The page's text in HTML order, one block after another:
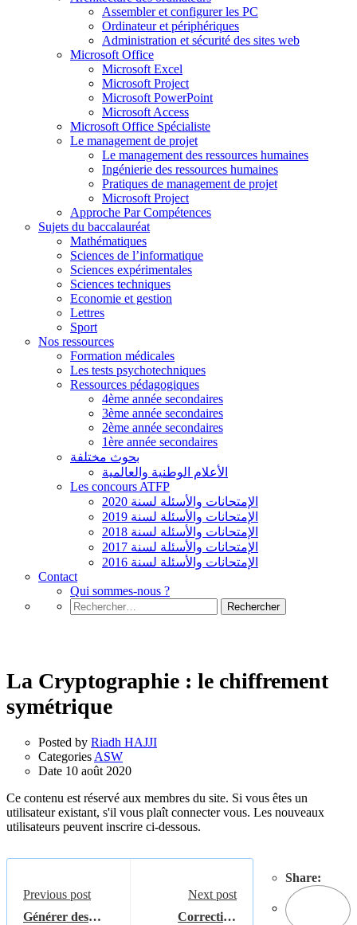
Assembler et configurer les PC
Ordinateur et périphériques
Administration et sécurité des sites web
Microsoft Office
Microsoft Excel
Microsoft Project
Microsoft PowerPoint
Microsoft Access
Microsoft Office Spécialiste
Le management de projet
Le management des ressources humaines
Ingénierie des ressources humaines
Pratiques de management de projet
Microsoft Project
Approche Par Compétences
Sujets du baccalauréat
Mathématiques
Sciences de l’informatique
Sciences expérimentales
Sciences techniques
Economie et gestion
Lettres
Sport
Nos ressources
Formation médicales
Les tests psychotechniques
Ressources pédagogiques
4ème année secondaires
3ème année secondaires
2ème année secondaires
1ère année secondaires
بحوث مختلفة
الأعلام الوطنية والعالمية
Les concours ATFP
الإمتحانات والأسئلة لسنة 2020
الإمتحانات والأسئلة لسنة 2019
الإمتحانات والأسئلة لسنة 2018
الإمتحانات والأسئلة لسنة 2017
الإمتحانات والأسئلة لسنة 2016
Contact
Qui sommes-nous ?
Rechercher :
La Cryptographie : le chiffrement
symétrique
Posted by Riadh HAJJI
Categories ASW
Date 10 août 2020
Ce contenu est réservé aux membres du site. Si vous êtes un
utilisateur existant, s'il vous plaît connecter vous. Les nouveaux
utilisateurs peuvent inscrire ci-dessous.
Share:
Previous post
Générer des
Next post
Correction